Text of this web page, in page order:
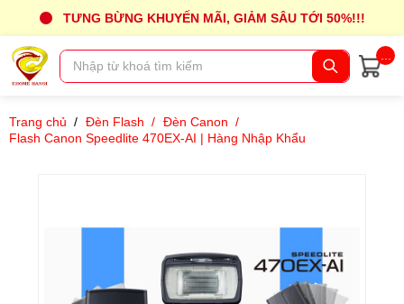
TƯNG BỪNG KHUYẾN MÃI, GIẢM SÂU TỚI 50%!!!
Trang chủ / Đèn Flash / Đèn Canon /
Flash Canon Speedlite 470EX-AI | Hàng Nhập Khẩu